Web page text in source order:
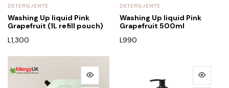
DETERGJENTË
Washing Up liquid Pink
Grapefruit (1L refill pouch)
L1,300
DETERGJENTË
Washing Up liquid Pink
Grapefruit 500ml
L990